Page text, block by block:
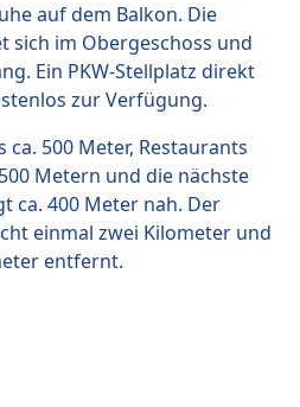
auf dem Balkon. Die
sich im Obergeschoss und
Ein PKW-Stellplatz direkt
zur Verfügung.
500 Meter, Restaurants
Metern und die nächste
ca. 400 Meter nah. Der
einmal zwei Kilometer und
entfernt.